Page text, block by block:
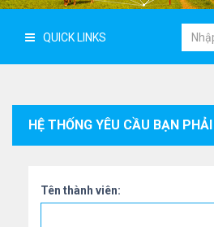
QUICK LINKS
Tên thành viên: